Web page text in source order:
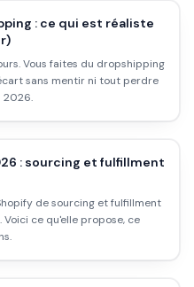
: ce qui est réaliste
Vous faites du dropshipping
sans mentir ni tout perdre
2026.
: sourcing et fulfillment
de sourcing et fulfillment
ce qu'elle propose, ce